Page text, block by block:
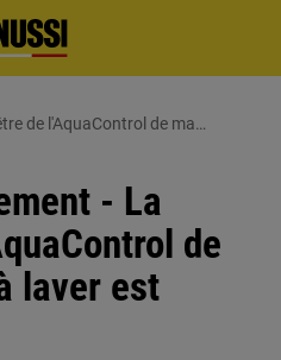
de l'AquaControl de ma
- La
de
laver est